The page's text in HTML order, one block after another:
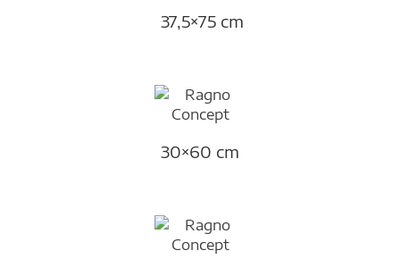
37,5×75 cm
30×60 cm